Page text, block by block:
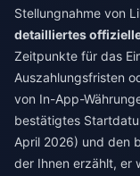
Stellungnahme von
detailliertes
Zeitpunkte für das
Auszahlungsfristen
von In-App-
bestätigtes
April 2026) und den
der Ihnen erzählt, er